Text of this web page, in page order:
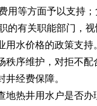
用等方面予以支持
的有关职能部门，
用水价格的政策支持
秩序维护，对拒不
经费保障。
地热井用水户是否